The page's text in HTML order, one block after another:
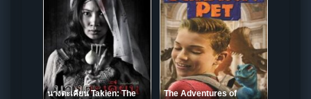
นางตะเคียน Takien: The
The Adventures of